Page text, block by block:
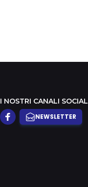
I NOSTRI CANALI SOCIAL
NEWSLETTER